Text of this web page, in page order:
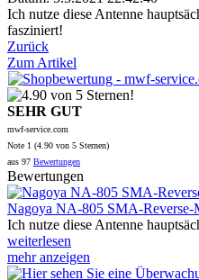
Ich nutze diese Antenne
fasziniert!
Zurück
Zum Artikel
SEHR GUT
mwf-service.com
Note 1 (4.90 von 5 Sternen)
aus 97 Bewertungen
Bewertungen
Nagoya NA-805 SMA-Reverse-
Ich nutze diese Antenne
weiterlesen
mehr anzeigen